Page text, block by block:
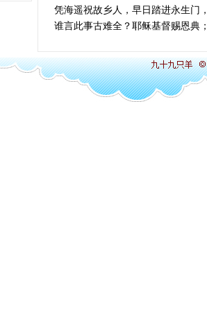
凭海遥祝故乡人，早日踏进永生门
谁言此事古难全？耶稣基督赐恩典